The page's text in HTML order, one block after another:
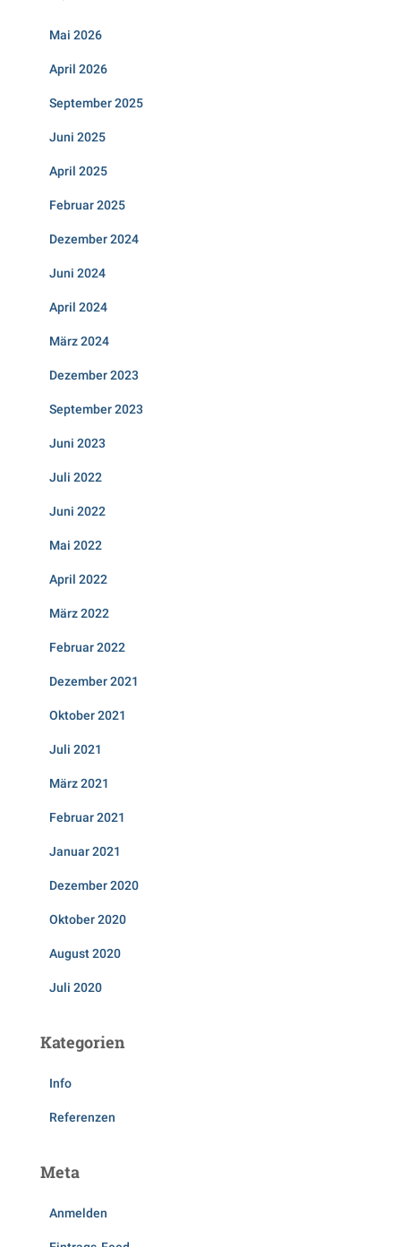
Mai 2026
April 2026
September 2025
Juni 2025
April 2025
Februar 2025
Dezember 2024
Juni 2024
April 2024
März 2024
Dezember 2023
September 2023
Juni 2023
Juli 2022
Juni 2022
Mai 2022
April 2022
März 2022
Februar 2022
Dezember 2021
Oktober 2021
Juli 2021
März 2021
Februar 2021
Januar 2021
Dezember 2020
Oktober 2020
August 2020
Juli 2020
Kategorien
Info
Referenzen
Meta
Anmelden